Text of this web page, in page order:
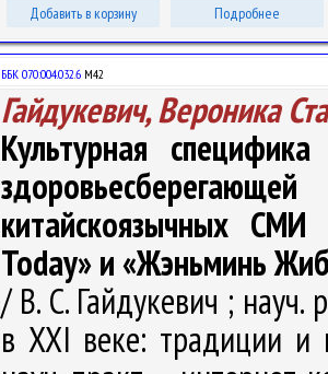
Добавить в корзину Подробнее
ББК 070:004.032.6 М42
Гайдукевич, Вероника
Культурная
китайскоязычных СМИ
Today» и «Жэньминь
/ В. С. Гайдукевич ;
в XXI веке: традиции и